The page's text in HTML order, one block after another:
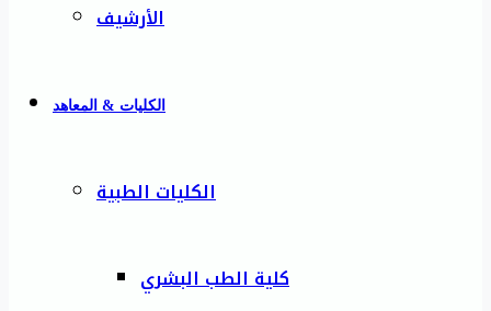
الأرشيف
الكليات & المعاهد
الكليات الطبية
كلية الطب البشري